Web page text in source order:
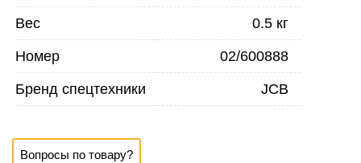
Вес 0.5 кг
Номер 02/600888
Бренд спецтехники JCB
Вопросы по товару?